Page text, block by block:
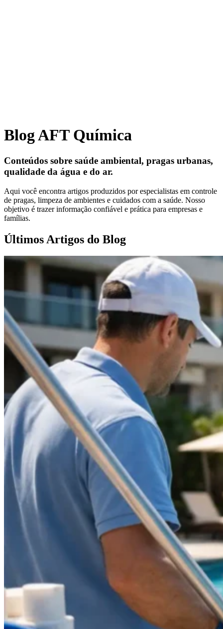
Blog AFT Química
Conteúdos sobre saúde ambiental, pragas urbanas,
qualidade da água e do ar.
Aqui você encontra artigos produzidos por especialistas em controle
de pragas, limpeza de ambientes e cuidados com a saúde. Nosso
objetivo é trazer informação confiável e prática para empresas e
famílias.
Últimos Artigos do Blog